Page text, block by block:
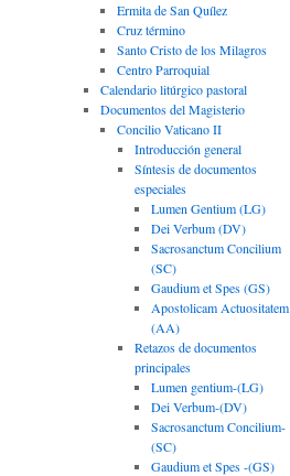
Ermita de San Quílez
Cruz término
Santo Cristo de los Milagros
Centro Parroquial
Calendario litúrgico pastoral
Documentos del Magisterio
Concilio Vaticano II
Introducción general
Síntesis de documentos
especiales
Lumen Gentium (LG)
Dei Verbum (DV)
Sacrosanctum Concilium
(SC)
Gaudium et Spes (GS)
Apostolicam Actuositatem
(AA)
Retazos de documentos
principales
Lumen gentium-(LG)
Dei Verbum-(DV)
Sacrosanctum Concilium-
(SC)
Gaudium et Spes -(GS)